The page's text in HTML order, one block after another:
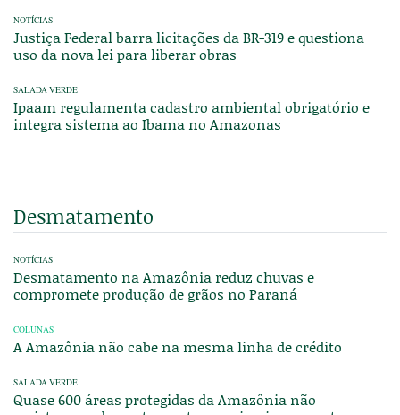
NOTÍCIAS
Justiça Federal barra licitações da BR-319 e questiona
uso da nova lei para liberar obras
SALADA VERDE
Ipaam regulamenta cadastro ambiental obrigatório e
integra sistema ao Ibama no Amazonas
Desmatamento
NOTÍCIAS
Desmatamento na Amazônia reduz chuvas e
compromete produção de grãos no Paraná
COLUNAS
A Amazônia não cabe na mesma linha de crédito
SALADA VERDE
Quase 600 áreas protegidas da Amazônia não